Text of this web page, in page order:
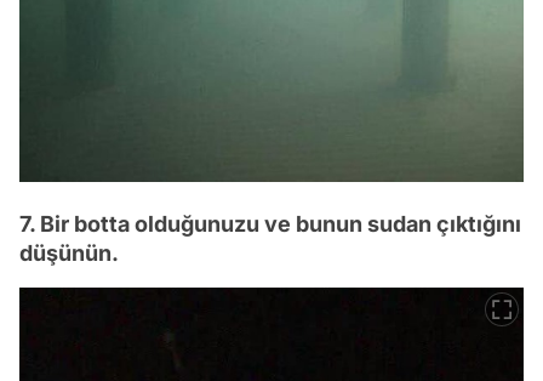
7. Bir botta olduğunuzu ve bunun sudan çıktığını
düşünün.